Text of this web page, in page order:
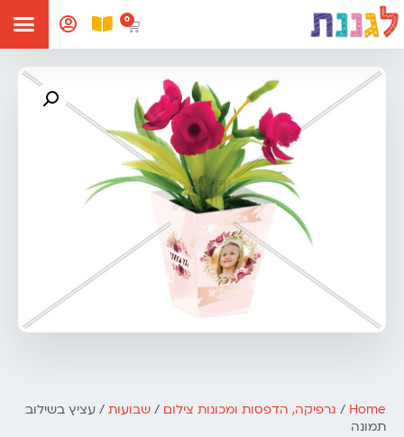
Home
/ גרפיקה, הדפסות ומכונות צילום / שבועות / עציץ בשילוב
תמונה